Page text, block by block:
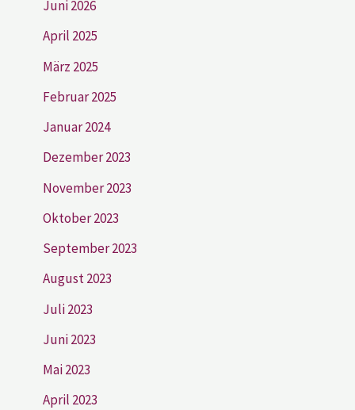
Juni 2026
April 2025
März 2025
Februar 2025
Januar 2024
Dezember 2023
November 2023
Oktober 2023
September 2023
August 2023
Juli 2023
Juni 2023
Mai 2023
April 2023